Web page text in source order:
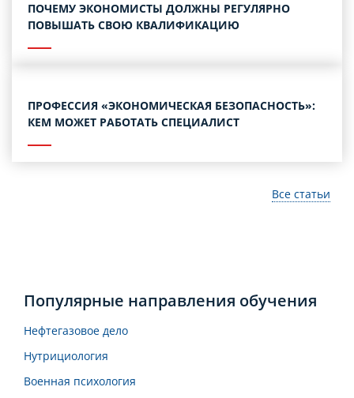
ПОЧЕМУ ЭКОНОМИСТЫ ДОЛЖНЫ РЕГУЛЯРНО
ПОВЫШАТЬ СВОЮ КВАЛИФИКАЦИЮ
ПРОФЕССИЯ «ЭКОНОМИЧЕСКАЯ БЕЗОПАСНОСТЬ»:
КЕМ МОЖЕТ РАБОТАТЬ СПЕЦИАЛИСТ
Все статьи
Популярные направления обучения
Нефтегазовое дело
Нутрициология
Военная психология